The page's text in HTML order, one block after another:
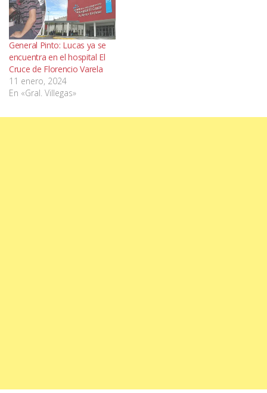
General Pinto: Lucas ya se
encuentra en el hospital El
Cruce de Florencio Varela
11 enero, 2024
En «Gral. Villegas»